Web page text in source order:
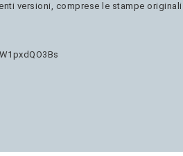
versioni, comprese le stampe originali